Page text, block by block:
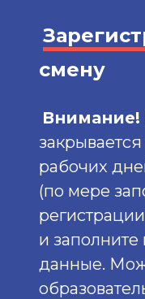
смену
Внимание!
рабочих
(по мере
и
данные.